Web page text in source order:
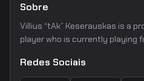
Sobre
Villius “tAk” Keserauskas is a
player who is currently playing
Redes Sociais